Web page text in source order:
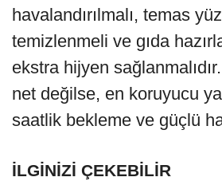
havalandırılmalı, temas
temizlenmeli ve gıda
ekstra hijyen
net değilse, en koruyucu
saatlik bekleme ve güçlü
İLGINIZI ÇEKEBILIR